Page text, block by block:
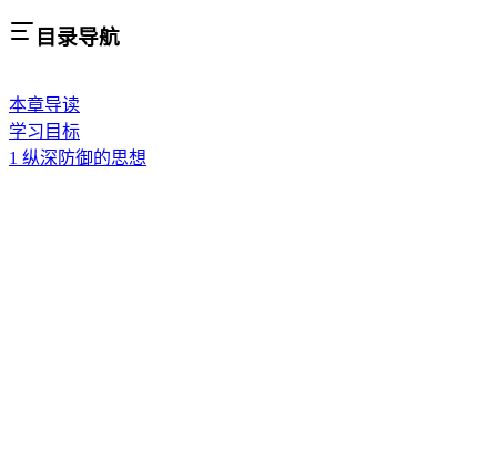
目录导航
本章导读
学习目标
1 纵深防御的思想